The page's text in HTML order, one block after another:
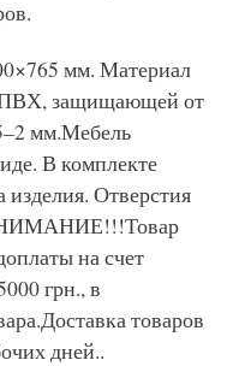
мм. Материал
защищающей от
мм.Мебель
В комплекте
Отверстия
на счет
грн., в
товаров
дней..